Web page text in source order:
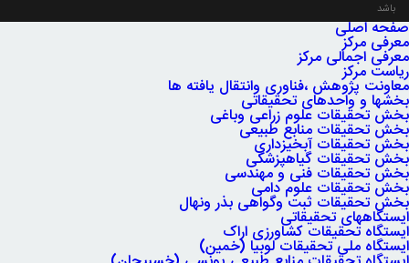
باشد
صفحه اصلی
معرفی مرکز
معرفی اجمالی مرکز
ریاست مرکز
معاونت پژوهش ،فناوری وانتقال یافته ها
بخشها و واحدهای تحقیقاتی
بخش تحقیقات علوم زراعی وباغی
بخش تحقیقات منابع طبیعی
بخش تحقیقات آبخیزداری
بخش تحقیقات گیاهپزشکی
بخش تحقیقات فنی و مهندسی
بخش تحقیقات علوم دامی
بخش تحقیقات ثبت وگواهی بذر ونهال
ایستگاههای تحقیقاتی
ایستگاه تحقیقات کشاورزی اراک
ایستگاه ملی تحقیقات لوبیا (خمین)